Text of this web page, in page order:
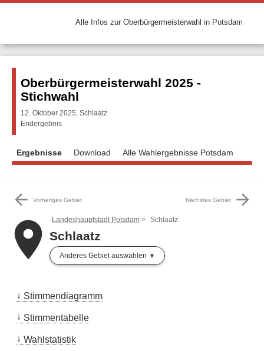
Alle Infos zur Oberbürgermeisterwahl in Potsdam
Oberbürgermeisterwahl 2025 -
Stichwahl
12. Oktober 2025, Schlaatz
Endergebnis
Ergebnisse Download Alle Wahlergebnisse Potsdam
arrow_back Vorheriges Gebiet Nächstes Gebiet arrow_forward
placeLandeshauptstadt Potsdam Schlaatz
Schlaatz
Anderes Gebiet auswählen
Stimmendiagramm
Stimmentabelle
Wahlstatistik